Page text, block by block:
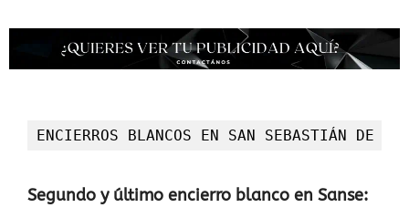
ENCIERROS BLANCOS EN SAN SEBASTIÁN DE
Segundo y último encierro blanco en Sanse: